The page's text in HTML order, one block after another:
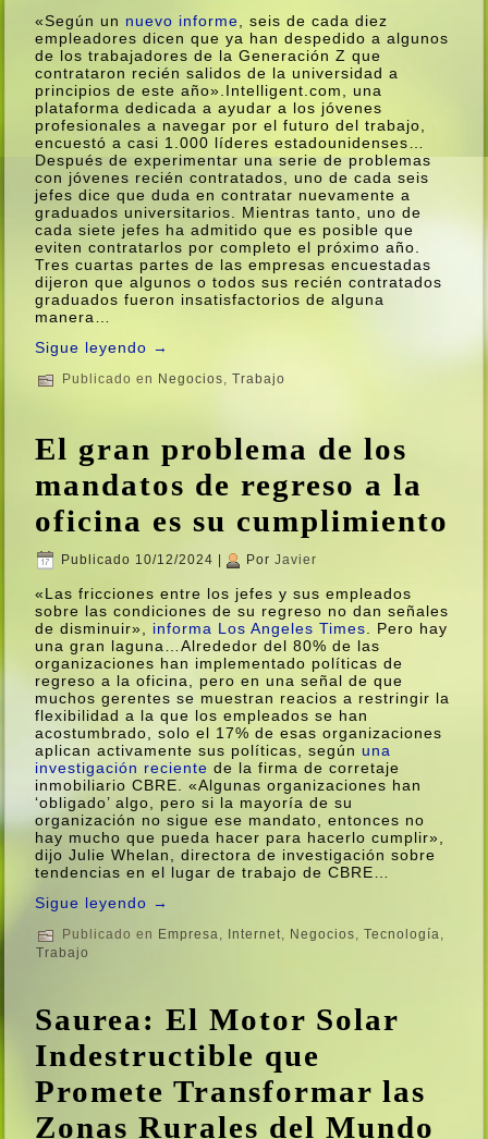
«Según un nuevo informe , seis de cada diez
empleadores dicen que ya han despedido a algunos
de los trabajadores de la Generación Z que
contrataron recién salidos de la universidad a
principios de este año».Intelligent.com, una
plataforma dedicada a ayudar a los jóvenes
profesionales a navegar por el futuro del trabajo,
encuestó a casi 1.000 lí­deres estadounidenses…
Después de experimentar una serie de problemas
con jóvenes recién contratados, uno de cada seis
jefes dice que duda en contratar nuevamente a
graduados universitarios. Mientras tanto, uno de
cada siete jefes ha admitido que es posible que
eviten contratarlos por completo el próximo año.
Tres cuartas partes de las empresas encuestadas
dijeron que algunos o todos sus recién contratados
graduados fueron insatisfactorios de alguna
manera…
Sigue leyendo →
Publicado en Negocios,Trabajo
El gran problema de los
mandatos de regreso a la
oficina es su cumplimiento
Publicado 10/12/2024 Por Javier
«Las fricciones entre los jefes y sus empleados
sobre las condiciones de su regreso no dan señales
de disminuir», informa Los Angeles Times . Pero hay
una gran laguna…Alrededor del 80% de las
organizaciones han implementado polí­ticas de
regreso a la oficina, pero en una señal de que
muchos gerentes se muestran reacios a restringir la
flexibilidad a la que los empleados se han
acostumbrado, solo el 17% de esas organizaciones
aplican activamente sus polí­ticas, según una
investigación reciente de la firma de corretaje
inmobiliario CBRE. «Algunas organizaciones han
‘obligado’ algo, pero si la mayorí­a de su
organización no sigue ese mandato, entonces no
hay mucho que pueda hacer para hacerlo cumplir»,
dijo Julie Whelan, directora de investigación sobre
tendencias en el lugar de trabajo de CBRE…
Sigue leyendo →
Publicado en Empresa, Internet, Negocios,Tecnologí­a,
Trabajo
Saurea: El Motor Solar
Indestructible que
Promete Transformar las
Zonas Rurales del Mundo